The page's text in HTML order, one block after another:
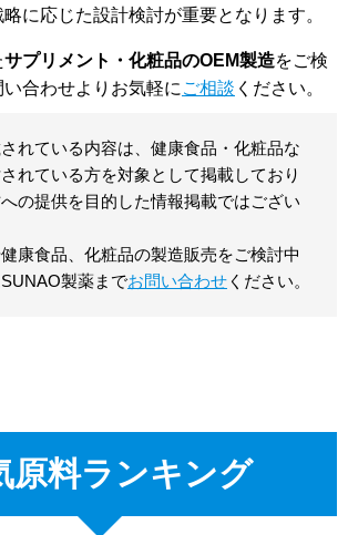
に応じた設計検討が重要となります。
サプリメント・化粧品のOEM製造をご検
合わせよりお気軽に ご相談 ください。
れている内容は、健康食品・化粧品な
れている方を対象として掲載しており
の提供を目的した情報掲載ではござい
康食品、化粧品の製造販売をご検討中
製薬までお問い合わせ ください。
原料ランキング